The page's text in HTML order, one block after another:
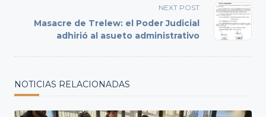
reader-
text">Page</span>
NEXT POST
Masacre de Trelew: el Poder Judicial
adhirió al asueto administrativo
NOTICIAS RELACIONADAS